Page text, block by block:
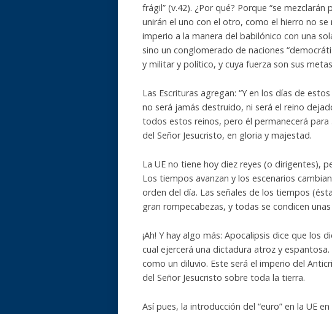
frágil” (v.42). ¿Por qué? Porque “se
unirán el uno con el otro, como el hierro no se
imperio a la manera del babilónico con una
sino un conglomerado de naciones
y militar y político, y cuya fuerza son sus
Las Escrituras agregan: “Y en los días de
no será jamás destruido, ni será el reino
todos estos reinos, pero él permanecerá para
del Señor Jesucristo, en gloria y majestad.
La UE no tiene hoy diez reyes (o dirigentes),
Los tiempos avanzan y los escenarios
orden del día. Las señales de los tiempos
gran rompecabezas, y todas se condicen
¡Ah! Y hay algo más: Apocalipsis dice que los
cual ejercerá una dictadura atroz y
como un diluvio. Este será el imperio del
del Señor Jesucristo sobre toda la tierra.
Así pues, la introducción del “euro” en la UE